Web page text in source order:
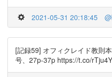
2021-05-31 20:18:45
[記録59] オフィクレイド教則
号、27p-37p https://t.co/